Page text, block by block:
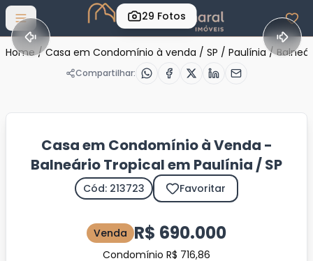
Abrir menu
29 Fotos
Home / Casa em Condomínio à venda / SP / Paulínia /
Compartilhar:
Casa em Condomínio à Venda -
Balneário Tropical em Paulínia / SP
Cód: 213723 Favoritar
Venda R$ 690.000
Condomínio R$ 716,86